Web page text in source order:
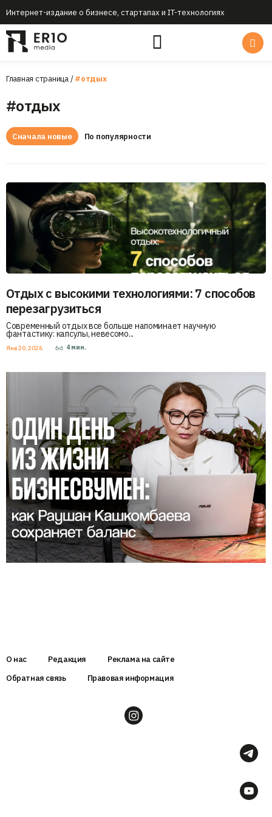
Интернет-издание о бизнесе, стартапах и IT-технологиях
Главная страница/#отдых
#отдых
Сначала новые По популярности
Отдых с высокими технологиями: 7 способов
перезагрузиться
Современный отдых все больше напоминает научную
фантастику: капсулы, невесомо...
Янв 20, 2026 4мин.
О нас Редакция
Реклама на сайте
Обратная связь
Правовая информация